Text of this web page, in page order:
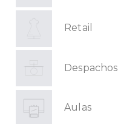
Retail
Despachos
Aulas